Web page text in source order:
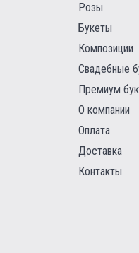
Розы
Букеты
Композиции
Свадебные
Премиум
О компании
Оплата
Доставка
Контакты